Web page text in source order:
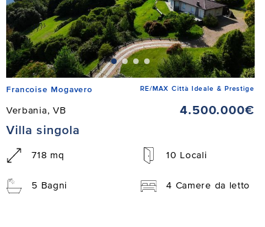
Francoise Mogavero RE/MAX Città Ideale & Prestige
Verbania, VB
4.500.000€
Villa singola
718 mq 10 Locali
5 Bagni 4 Camere da letto